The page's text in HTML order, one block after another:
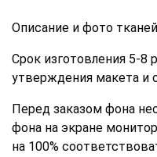
Описание и фото
Срок изготовления 5-8
утверждения макета и
Перед заказом фона
фона на экране
на 100%